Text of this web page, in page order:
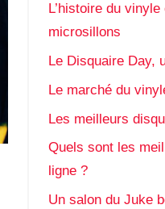
L’histoire du
microsillons
Le Disquaire Day,
Le marché du
Les meilleurs
Quels sont les
ligne ?
Un salon du Juke